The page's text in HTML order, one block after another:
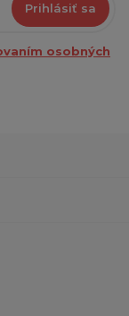
Prihlásiť sa
osobných